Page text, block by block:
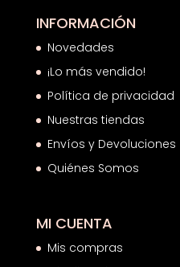
INFORMACIÓN
Novedades
¡Lo más vendido!
Política de privacidad
Nuestras tiendas
Envíos y Devoluciones
Quiénes Somos
MI CUENTA
Mis compras